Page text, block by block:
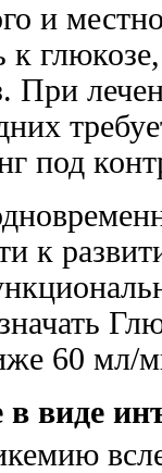
и
к
При
под
к
60 мл/
виде